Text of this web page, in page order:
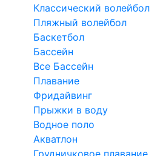
Классический волейбол
Пляжный волейбол
Баскетбол
Бассейн
Все Бассейн
Плавание
Фридайвинг
Прыжки в воду
Водное поло
Акватлон
Грудничковое плавание